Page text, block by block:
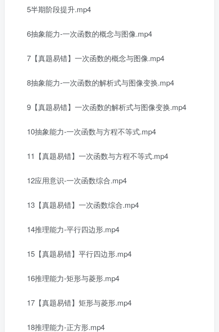
5半期阶段提升.mp4
6抽象能力-一次函数的概念与图像.mp4
7【真题易错】一次函数的概念与图像.mp4
8抽象能力-一次函数的解析式与图像变换.mp4
9【真题易错】一次函数的解析式与图像变换.mp4
10抽象能力-一次函数与方程不等式.mp4
11【真题易错】一次函数与方程不等式.mp4
12应用意识-一次函数综合.mp4
13【真题易错】一次函数综合.mp4
14推理能力-平行四边形.mp4
15【真题易错】平行四边形.mp4
16推理能力-矩形与菱形.mp4
17【真题易错】矩形与菱形.mp4
18推理能力-正方形.mp4